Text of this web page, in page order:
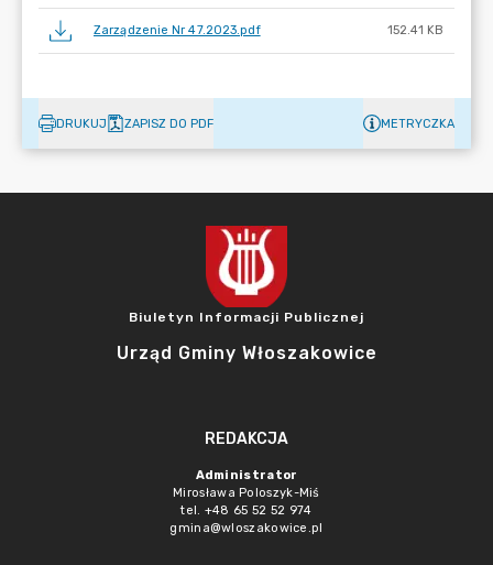
Zarządzenie Nr 47.2023.pdf 152.41 KB
DRUKUJ ZAPISZ DO PDF METRYCZKA
Biuletyn Informacji Publicznej
Urząd Gminy Włoszakowice
REDAKCJA
Administrator
Mirosława Poloszyk-Miś
tel. +48 65 52 52 974
gmina@wloszakowice.pl